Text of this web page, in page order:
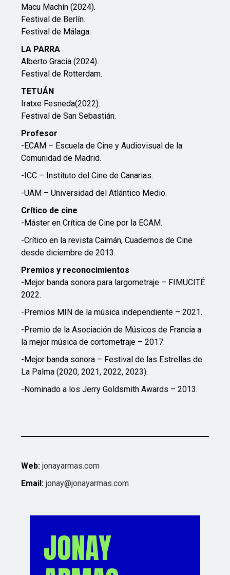
Macu Machín (2024).
Festival de Berlín.
Festival de Málaga.
LA PARRA
Alberto Gracia (2024).
Festival de Rotterdam.
TETUÁN
Iratxe Fesneda(2022).
Festival de San Sebastián.
Profesor
-ECAM – Escuela de Cine y Audiovisual de la
Comunidad de Madrid.
-ICC – Instituto del Cine de Canarias.
-UAM – Universidad del Atlántico Medio.
Crítico de cine
-Máster en Crítica de Cine por la ECAM.
-Crítico en la revista Caimán, Cuadernos de Cine
desde diciembre de 2013.
Premios y reconocimientos
-Mejor banda sonora para largometraje – FIMUCITÉ
2022.
-Premios MIN de la música independiente – 2021.
-Premio de la Asociación de Músicos de Francia a
la mejor música de cortometraje – 2017.
-Mejor banda sonora – Festival de las Estrellas de
La Palma (2020, 2021, 2022, 2023).
-Nominado a los Jerry Goldsmith Awards – 2013.
Web:jonayarmas.com
Email:jonay@jonayarmas.com
JONAY